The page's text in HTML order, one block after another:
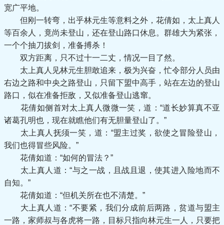
宽广平地。
但刚一转弯，出乎林元生等意料之外，花倩如，太上真人
等百余人，竟尚未登山，还在登山路口休息。群雄大为紧张，
一个个抽刀拔剑，准备搏杀！
双方距离，只不过十一二丈，情况一目了然。
太上真人见林元生胆敢追来，极为兴奋，忙令部分人员由
右边之路和中央之路登山，只留下盟中高手，站在左边的登山
路口，似在准备拒敌，又似准备登山逃窜。
花倩如侧首对太上真人微微一笑，道：“道长妙算真不亚
诸葛孔明也，现在就瞧他们有无胆量登山了。”
太上真人抚须一笑，道：“盟主过奖，欲使之冒险登山，
我们也得冒些风险。”
花倩如道：“如何的冒法？”
太上真人道：“与之一战，且战且退，使其进入险地而不
自知。”
花倩如道：“但机关所在也不清楚。”
大上真人道：“不要紧，我们分成前后两路，贫道与盟主
一路，家师叔与各虎将一路，目标只指向林元生一人，只要把